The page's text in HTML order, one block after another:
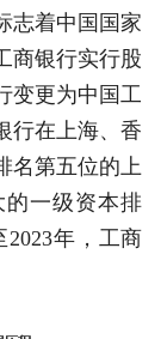
志着中国国家
商银行实行股
变更为中国工
行在上海、香
名第五位的上
的一级资本排
年，工商